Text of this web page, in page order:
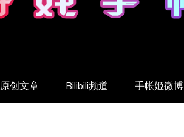
原创文章 Bilibili频道 手帐姬微博